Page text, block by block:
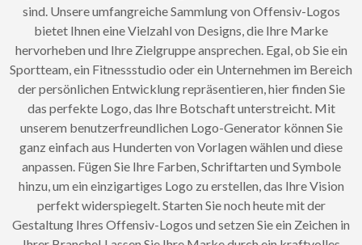
sind. Unsere umfangreiche Sammlung von Offensiv-Logos
bietet Ihnen eine Vielzahl von Designs, die Ihre Marke
hervorheben und Ihre Zielgruppe ansprechen. Egal, ob Sie ein
Sportteam, ein Fitnessstudio oder ein Unternehmen im Bereich
der persönlichen Entwicklung repräsentieren, hier finden Sie
das perfekte Logo, das Ihre Botschaft unterstreicht. Mit
unserem benutzerfreundlichen Logo-Generator können Sie
ganz einfach aus Hunderten von Vorlagen wählen und diese
anpassen. Fügen Sie Ihre Farben, Schriftarten und Symbole
hinzu, um ein einzigartiges Logo zu erstellen, das Ihre Vision
perfekt widerspiegelt. Starten Sie noch heute mit der
Gestaltung Ihres Offensiv-Logos und setzen Sie ein Zeichen in